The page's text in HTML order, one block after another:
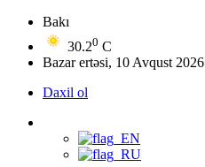
Bakı
30.20 C
Bazar ertəsi, 10 Avqust 2026
Daxil ol